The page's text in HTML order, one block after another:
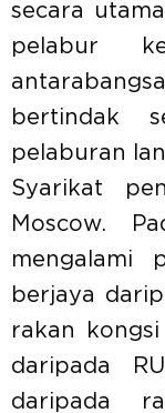
secara
pelabur
bertindak
pelaburan
Syarikat
Moscow.
mengalami
berjaya
rakan
daripada
daripada